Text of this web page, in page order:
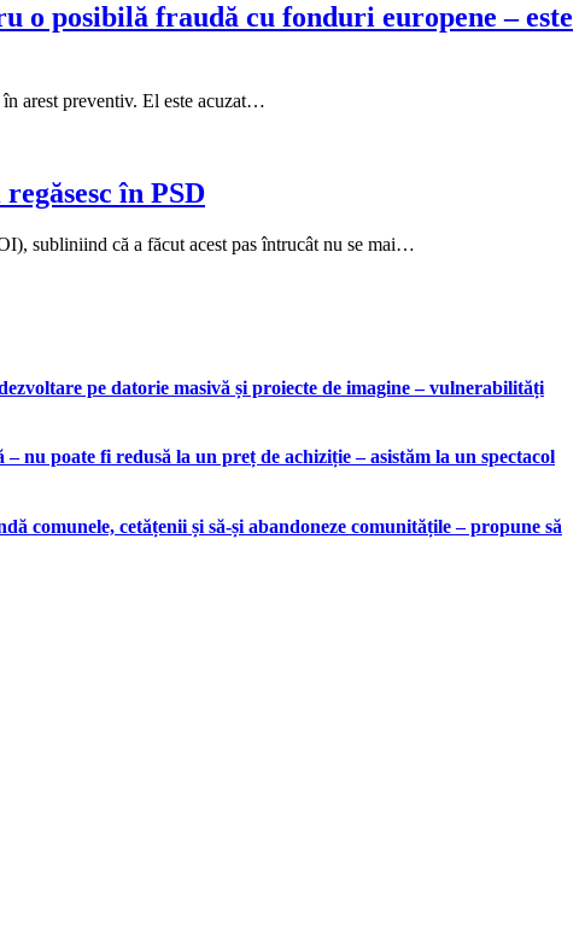
posibilă fraudă cu fonduri europene – este
arest preventiv. El este acuzat…
în PSD
subliniind că a făcut acest pas întrucât nu se mai…
pe datorie masivă și proiecte de imagine – vulnerabilități
nu poate fi redusă la un preț de achiziție – asistăm la un spectacol
cetățenii și să-și abandoneze comunitățile – propune să